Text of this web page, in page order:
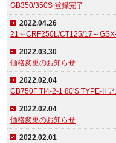
GB350/350S 登録完了
2022.04.26
21～CRF250L/CT125/17～
2022.03.30
価格変更のお知らせ
2022.02.04
CB750F TI4-2-1 80'S TYPE-II
2022.02.04
価格変更のお知らせ
2022.02.01